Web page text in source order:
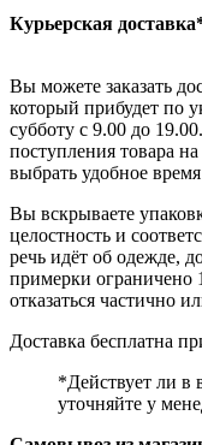
Курьерская
Вы можете заказать
который прибудет по
субботу с 9.00 до
поступления товара
выбрать удобное
Вы вскрываете
целостность и
речь идёт об одежде,
примерки
отказаться частично
Доставка бесплатна
*Действует ли в
уточняйте у